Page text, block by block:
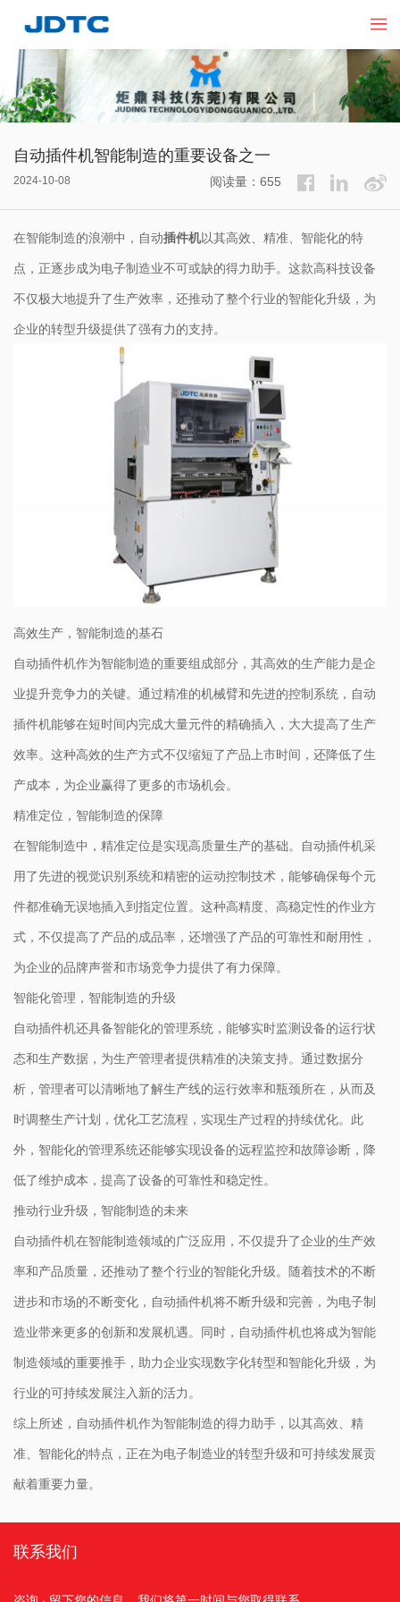
自动插件机智能制造的重要设备之一
2024-10-08 阅读量：655
在智能制造的浪潮中，自动插件机以其高效、精准、智能化的特
点，正逐步成为电子制造业不可或缺的得力助手。这款高科技设备
不仅极大地提升了生产效率，还推动了整个行业的智能化升级，为
企业的转型升级提供了强有力的支持。
高效生产，智能制造的基石
自动插件机作为智能制造的重要组成部分，其高效的生产能力是企
业提升竞争力的关键。通过精准的机械臂和先进的控制系统，自动
插件机能够在短时间内完成大量元件的精确插入，大大提高了生产
效率。这种高效的生产方式不仅缩短了产品上市时间，还降低了生
产成本，为企业赢得了更多的市场机会。
精准定位，智能制造的保障
在智能制造中，精准定位是实现高质量生产的基础。自动插件机采
用了先进的视觉识别系统和精密的运动控制技术，能够确保每个元
件都准确无误地插入到指定位置。这种高精度、高稳定性的作业方
式，不仅提高了产品的成品率，还增强了产品的可靠性和耐用性，
为企业的品牌声誉和市场竞争力提供了有力保障。
智能化管理，智能制造的升级
自动插件机还具备智能化的管理系统，能够实时监测设备的运行状
态和生产数据，为生产管理者提供精准的决策支持。通过数据分
析，管理者可以清晰地了解生产线的运行效率和瓶颈所在，从而及
时调整生产计划，优化工艺流程，实现生产过程的持续优化。此
外，智能化的管理系统还能够实现设备的远程监控和故障诊断，降
低了维护成本，提高了设备的可靠性和稳定性。
推动行业升级，智能制造的未来
自动插件机在智能制造领域的广泛应用，不仅提升了企业的生产效
率和产品质量，还推动了整个行业的智能化升级。随着技术的不断
进步和市场的不断变化，自动插件机将不断升级和完善，为电子制
造业带来更多的创新和发展机遇。同时，自动插件机也将成为智能
制造领域的重要推手，助力企业实现数字化转型和智能化升级，为
行业的可持续发展注入新的活力。
综上所述，自动插件机作为智能制造的得力助手，以其高效、精
准、智能化的特点，正在为电子制造业的转型升级和可持续发展贡
献着重要力量。
联系我们